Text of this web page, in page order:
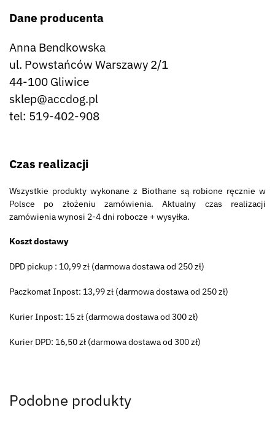
Dane producenta
Anna Bendkowska
ul. Powstańców Warszawy 2/1
44-100 Gliwice
sklep@accdog.pl
tel: 519-402-908
Czas realizacji
Wszystkie produkty wykonane z Biothane są robione ręcznie w
Polsce po złożeniu zamówienia. Aktualny czas realizacji
zamówienia wynosi 2-4 dni robocze + wysyłka.
Koszt dostawy
DPD pickup : 10,99 zł (darmowa dostawa od 250 zł)
Paczkomat Inpost: 13,99 zł (darmowa dostawa od 250 zł)
Kurier Inpost: 15 zł (darmowa dostawa od 300 zł)
Kurier DPD: 16,50 zł (darmowa dostawa od 300 zł)
Podobne produkty